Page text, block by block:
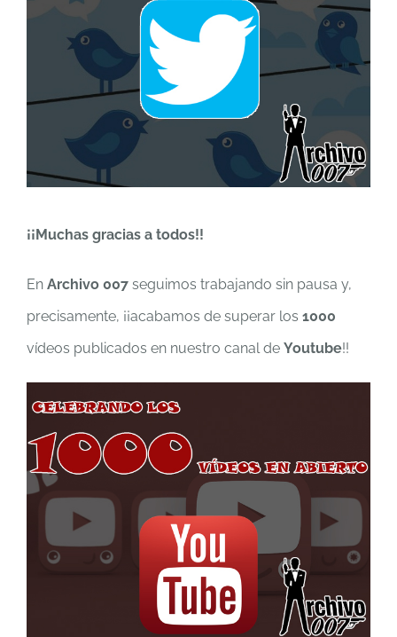
¡¡Muchas gracias a todos!!
En Archivo 007 seguimos trabajando sin pausa y,
precisamente, ¡¡acabamos de superar los 1000
vídeos publicados en nuestro canal de Youtube!!